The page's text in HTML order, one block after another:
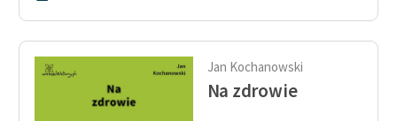
Jan Kochanowski
Na zdrowie